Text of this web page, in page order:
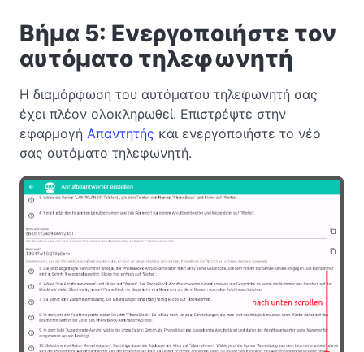
Βήμα 5: Ενεργοποιήστε τον
αυτόματο τηλεφωνητή
Η διαμόρφωση του αυτόματου τηλεφωνητή σας
έχει πλέον ολοκληρωθεί. Επιστρέψτε στην
εφαρμογή Απαντητής και ενεργοποιήστε το νέο
σας αυτόματο τηλεφωνητή.